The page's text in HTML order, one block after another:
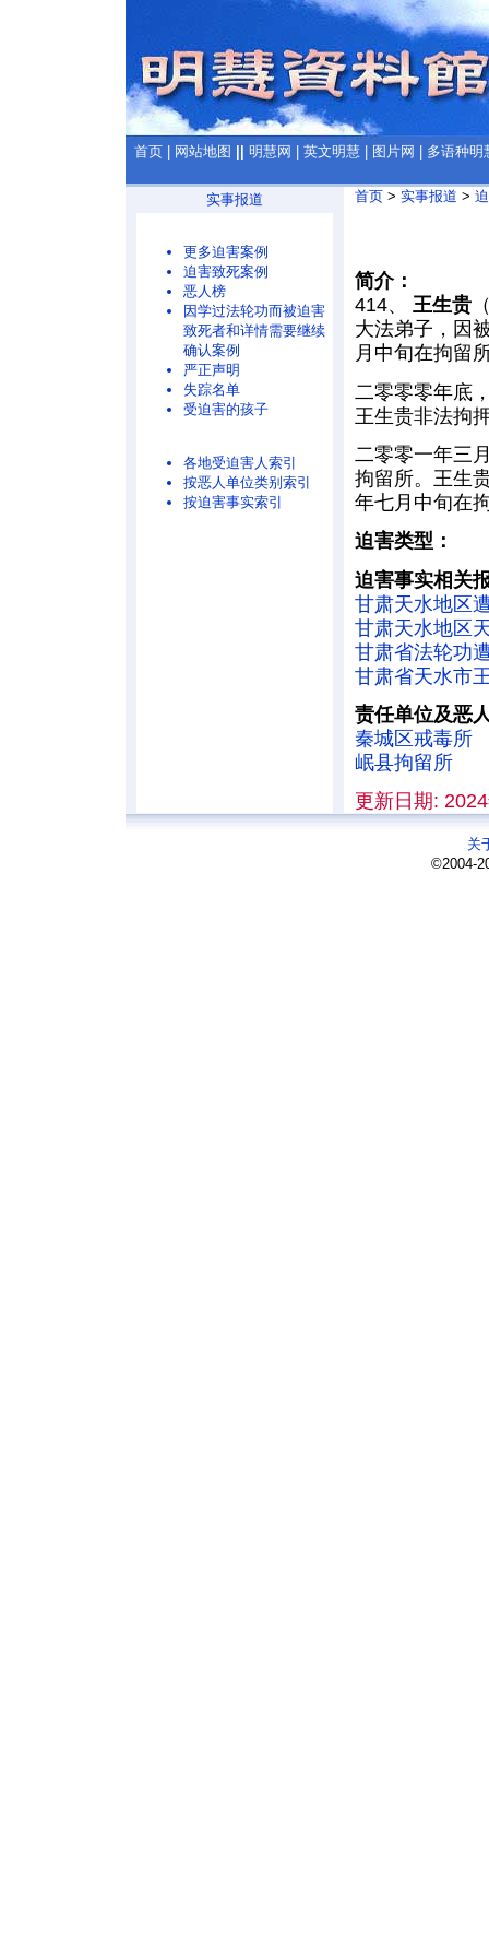
首页 网站地图 明慧网 英文明慧 图片网 多语种明
实事报道
更多迫害案例
迫害致死案例
恶人榜
因学过法轮功而被迫害
致死者和详情需要继续
确认案例
严正声明
失踪名单
受迫害的孩子
各地受迫害人索引
按恶人单位类别索引
按迫害事实索引
首页 > 实事报道 >
简介：
414、
王生贵
大法弟子，因
月中旬在拘留
二零零零年底
王生贵非法拘
二零零一年三
拘留所。王生
年七月中旬在
迫害类型：
迫害事实相关
甘肃天水地区
甘肃天水地区
甘肃省法轮功
甘肃省天水市
责任单位及恶
秦城区戒毒所
岷县拘留所
更新日期:
关
©2004-